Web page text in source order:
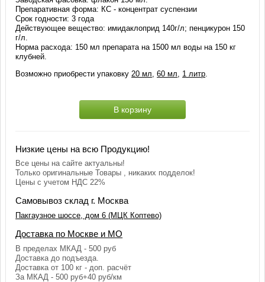
Препаративная форма: КС - концентрат суспензии
Срок годности: 3 года
Действующее вещество: имидаклоприд 140г/л; пенцикурон 150
г/л.
Норма расхода: 150 мл препарата на 1500 мл воды на 150 кг
клубней.
Возможно приобрести упаковку 20 мл ,60 мл 1 литр
В корзину
Низкие цены на всю Продукцию!
Все цены на сайте актуальны!
Только оригинальные Товары , никаких подделок!
Цены с учетом НДС 22%
Самовывоз склад г. Москва
Пакгаузное шоссе, дом 6 (МЦК Коптево)
Доставка по Москве и МО
В пределах МКАД - 500 руб
Доставка до подъезда.
Доставка от 100 кг - доп. расчёт
За МКАД - 500 руб+40 руб/км